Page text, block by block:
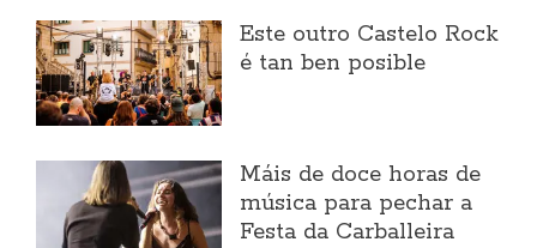
Este outro Castelo Rock
é tan ben posible
Máis de doce horas de
música para pechar a
Festa da Carballeira